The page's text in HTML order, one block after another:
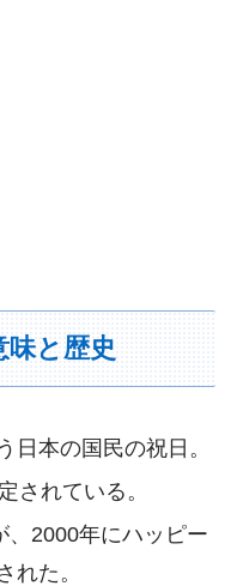
と歴史
日本の国民の祝日。
されている。
、2000年にハッピー
れた。